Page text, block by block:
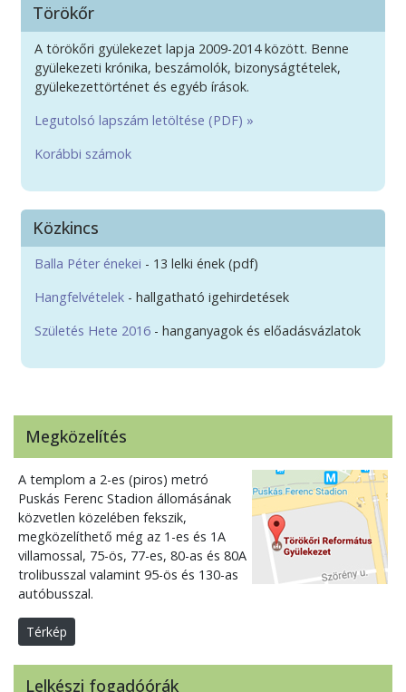
Törökőr
A törökőri gyülekezet lapja 2009-2014 között. Benne
gyülekezeti krónika, beszámolók, bizonyságtételek,
gyülekezettörténet és egyéb írások.
Legutolsó lapszám letöltése (PDF) »
Korábbi számok
Közkincs
Balla Péter énekei - 13 lelki ének (pdf)
Hangfelvételek - hallgatható igehirdetések
Születés Hete 2016 - hanganyagok és előadásvázlatok
Megközelítés
A templom a 2-es (piros) metró
Puskás Ferenc Stadion állomásának
közvetlen közelében fekszik,
megközelíthető még az 1-es és 1A
villamossal, 75-ös, 77-es, 80-as és 80A
trolibusszal valamint 95-ös és 130-as
autóbusszal.
Térkép
Lelkészi fogadóórák